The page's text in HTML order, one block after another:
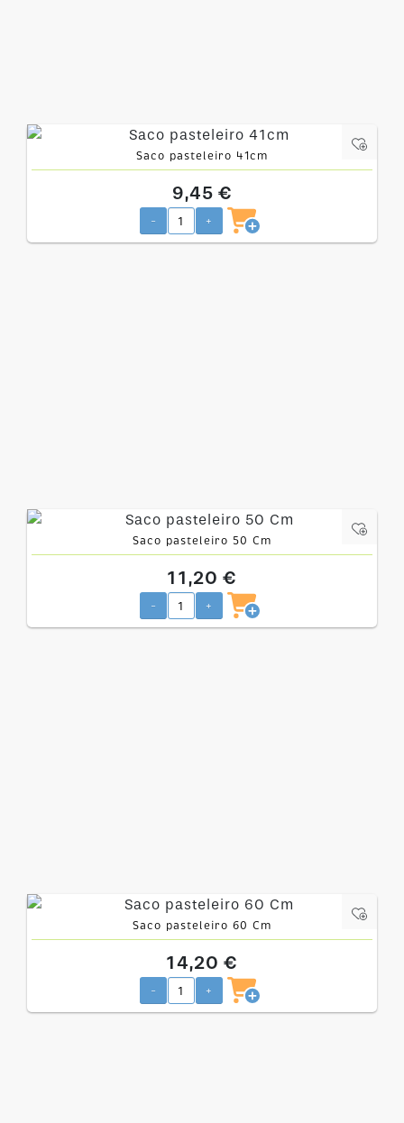
Saco pasteleiro 41cm
9,45 €
- +
Saco pasteleiro 50 Cm
11,20 €
- +
Saco pasteleiro 60 Cm
14,20 €
- +